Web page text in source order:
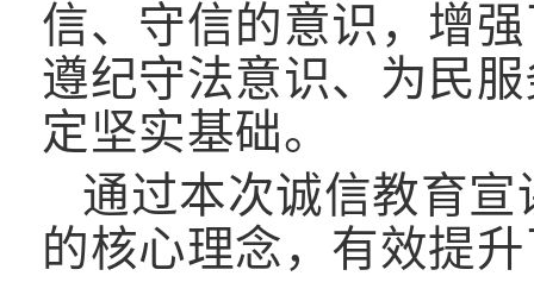
信、守信的意识，增
遵纪守法意识、为民
定坚实基础。
通过本次诚信教育
的核心理念，有效提